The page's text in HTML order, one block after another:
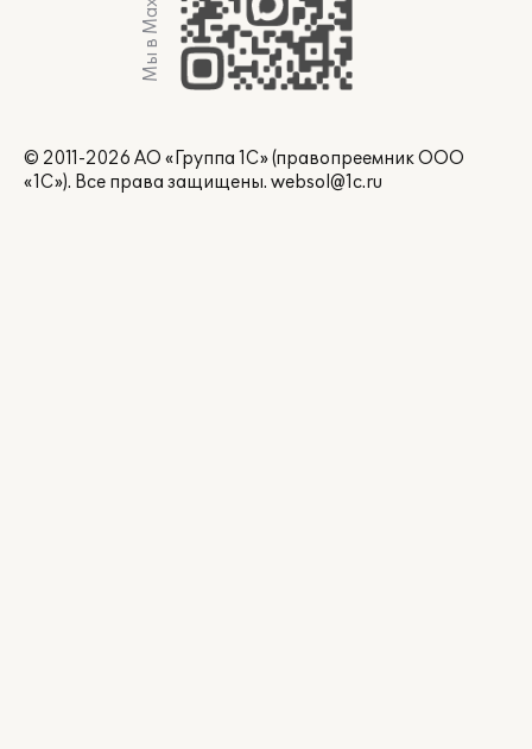
Мы в Max
© 2011-2026 АО «Группа 1С» (правопреемник ООО
«1С»). Все права защищены. websol@1c.ru